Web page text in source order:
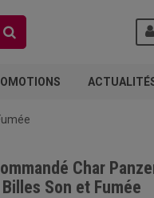
Char
Son et Fumée